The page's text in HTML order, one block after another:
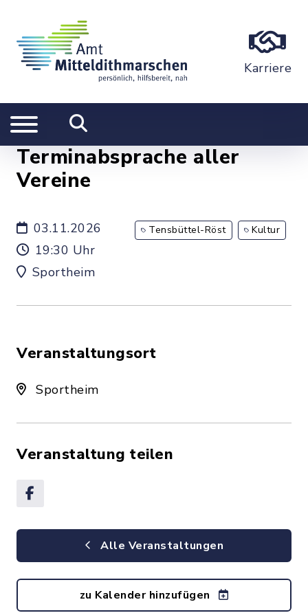
Karriere
Terminabsprache aller
Vereine
03.11.2026
19:30 Uhr
Sportheim
Tensbüttel-Röst Kultur
Veranstaltungsort
Sportheim
Veranstaltung teilen
Alle Veranstaltungen
zu Kalender hinzufügen